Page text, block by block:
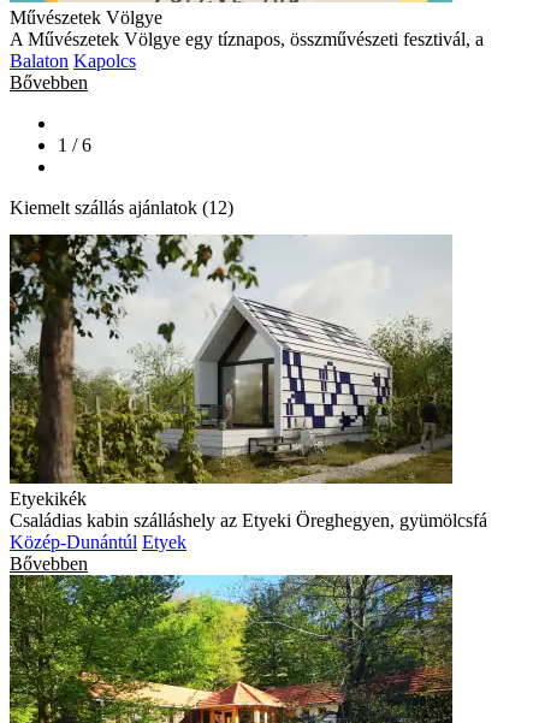
Művészetek Völgye
A Művészetek Völgye egy tíznapos, összművészeti fesztivál, a
Balaton Kapolcs
Bővebben
1 / 6
Kiemelt szállás ajánlatok (12)
Etyekikék
Családias kabin szálláshely az Etyeki Öreghegyen, gyümölcsfá
Közép-Dunántúl Etyek
Bővebben